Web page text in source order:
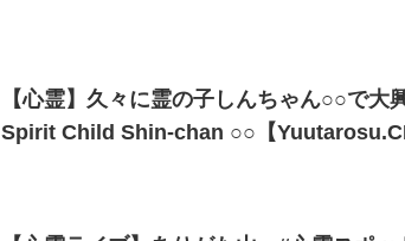
【心霊】久々に霊の子しんちゃん○○で
Spirit Child Shin-chan ○○【